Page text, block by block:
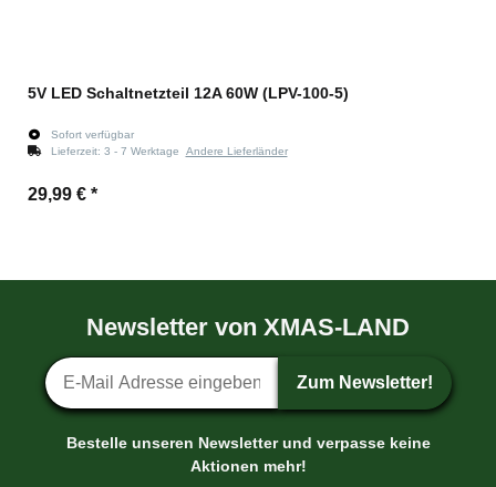
5V LED Schaltnetzteil 12A 60W (LPV-100-5)
Sofort verfügbar
Lieferzeit: 3 - 7 Werktage Andere Lieferländer
29,99 € *
Newsletter von XMAS-LAND
Newsletter-Anmeldung
Zum Newsletter!
Bestelle unseren Newsletter und verpasse keine
Aktionen mehr!